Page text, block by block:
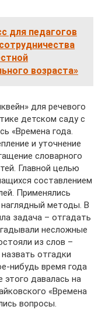
для педагогов
возраста»
для речевого
детском саду с
«Времена года.
и уточнение
словарного
Главной целью
составлением
Применялись
наглядный методы. В
задача – отгадать
несложные
из слов –
отгадки
нибудь время года
этого давалась на
«Времена
вопросы.